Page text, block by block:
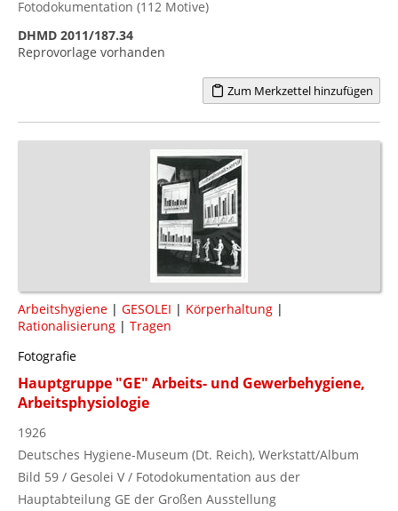
Fotodokumentation (112 Motive)
DHMD 2011/187.34
Reprovorlage vorhanden
Zum Merkzettel hinzufügen
Arbeitshygiene | GESOLEI | Körperhaltung |
Rationalisierung | Tragen
Fotografie
Hauptgruppe "GE" Arbeits- und Gewerbehygiene,
Arbeitsphysiologie
1926
Deutsches Hygiene-Museum (Dt. Reich), Werkstatt/Album
Bild 59 / Gesolei V / Fotodokumentation aus der
Hauptabteilung GE der Großen Ausstellung